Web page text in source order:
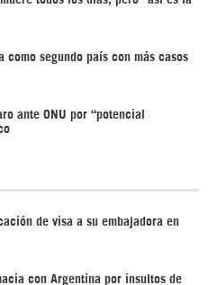
como segundo país con más casos
ante ONU por “potencial
de visa a su embajadora en
con Argentina por insultos de